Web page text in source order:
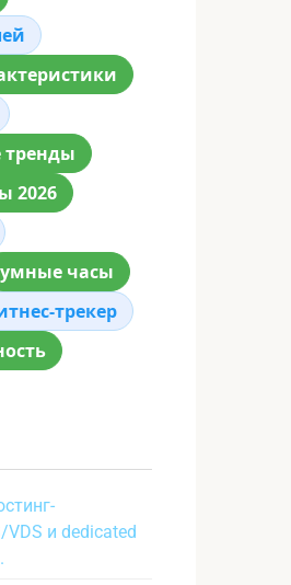
тренды
2026
умные часы
трекер
VDS и dedicated